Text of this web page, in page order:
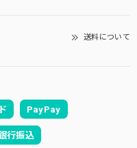
送料について
PayPay
行振込